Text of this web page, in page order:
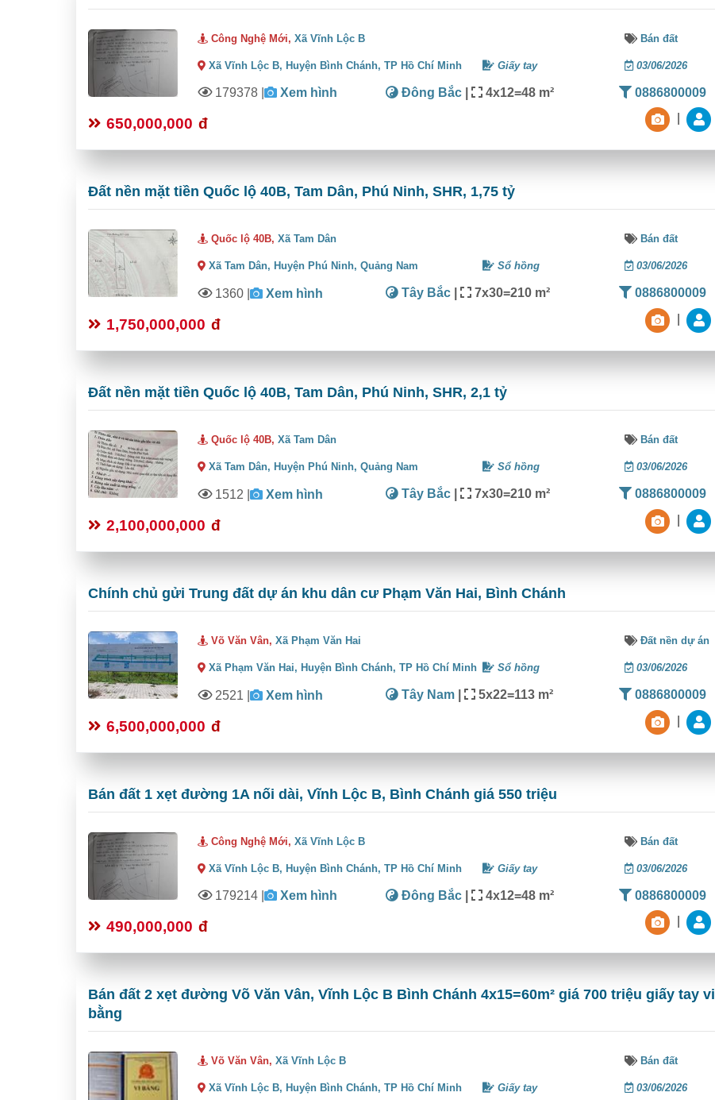
Công Nghệ Mới,Xã Vĩnh Lộc B Bán đất
Xã Vĩnh Lộc B, Huyện Bình Chánh,TP Hồ Chí Minh Giấy tay 03/06/2026
179378 | Xem hình Đông Bắc| 4x12=48 m² 0886800009
650,000,000 đ
Đất nền mặt tiền Quốc lộ 40B, Tam Dân, Phú Ninh, SHR, 1,75 tỷ
Quốc lộ 40B,Xã Tam Dân Bán đất
Xã Tam Dân, Huyện Phú Ninh,Quảng Nam Sổ hồng 03/06/2026
1360 | Xem hình Tây Bắc| 7x30=210 m² 0886800009
1,750,000,000 đ
Đất nền mặt tiền Quốc lộ 40B, Tam Dân, Phú Ninh, SHR, 2,1 tỷ
Quốc lộ 40B,Xã Tam Dân Bán đất
Xã Tam Dân, Huyện Phú Ninh,Quảng Nam Sổ hồng 03/06/2026
1512 | Xem hình Tây Bắc| 7x30=210 m² 0886800009
2,100,000,000 đ
Chính chủ gửi Trung đất dự án khu dân cư Phạm Văn Hai, Bình Chánh
Võ Văn Vân,Xã Phạm Văn Hai Đất nền dự án
Xã Phạm Văn Hai, Huyện Bình Chánh,TP Hồ Chí Minh Sổ hồng 03/06/2026
2521 | Xem hình Tây Nam| 5x22=113 m² 0886800009
6,500,000,000 đ
Bán đất 1 xẹt đường 1A nối dài, Vĩnh Lộc B, Bình Chánh giá 550 triệu
Công Nghệ Mới,Xã Vĩnh Lộc B Bán đất
Xã Vĩnh Lộc B, Huyện Bình Chánh,TP Hồ Chí Minh Giấy tay 03/06/2026
179214 | Xem hình Đông Bắc| 4x12=48 m² 0886800009
490,000,000 đ
Bán đất 2 xẹt đường Võ Văn Vân, Vĩnh Lộc B Bình Chánh 4x15=60m² giá 700 triệu giấy tay vi
bằng
Võ Văn Vân,Xã Vĩnh Lộc B Bán đất
Xã Vĩnh Lộc B, Huyện Bình Chánh,TP Hồ Chí Minh Giấy tay 03/06/2026